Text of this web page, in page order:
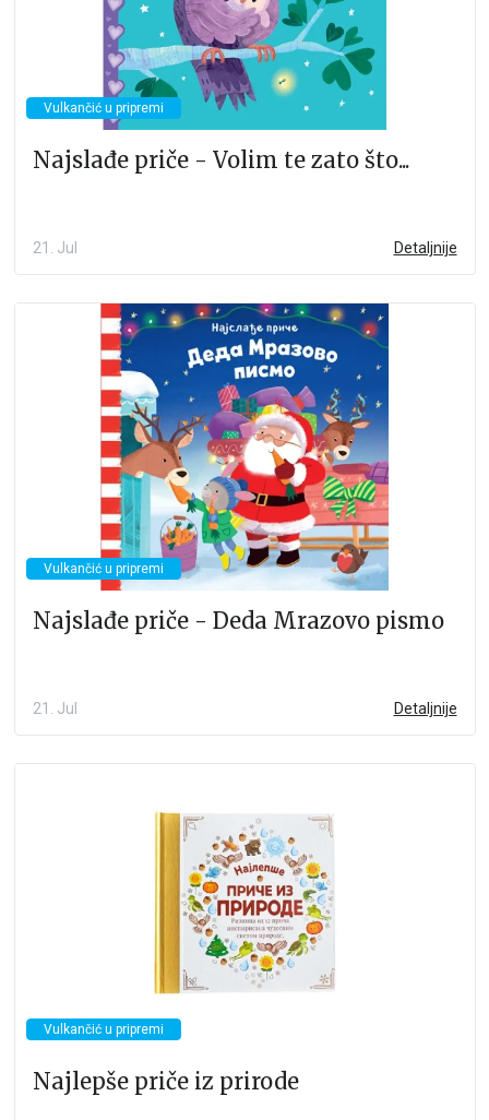
Vulkančić u pripremi
Najslađe priče - Volim te zato što...
21. Jul Detaljnije
Vulkančić u pripremi
Najslađe priče - Deda Mrazovo pismo
21. Jul Detaljnije
Vulkančić u pripremi
Najlepše priče iz prirode